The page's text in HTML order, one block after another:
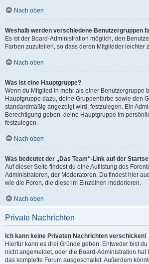
Nach oben
Weshalb werden verschiedene Benutzergruppen
Es ist der Board-Administration möglich, den
Farben zuzuteilen, so dass deren Mitglieder leichter
Nach oben
Was ist eine Hauptgruppe?
Wenn du Mitglied in mehr als einer Benutzergruppe
Hauptgruppe dazu, deine Gruppenfarbe sowie den
standardmäßig angezeigt wird, festzulegen. Ein
Berechtigung geben, deine Hauptgruppe im
festzulegen.
Nach oben
Was bedeutet der „Das Team“-Link auf der
Auf dieser Seite findest du eine Auflistung des
Administratoren, der Moderatoren. Du findest hier
wie die Foren, die diese im Einzelnen moderieren.
Nach oben
Private Nachrichten
Ich kann keine Privaten Nachrichten verschicken!
Hierfür kann es drei Gründe geben: Entweder bist
nicht angemeldet, oder die Board-Administration hat
das komplette Forum ausgeschaltet. Außerdem